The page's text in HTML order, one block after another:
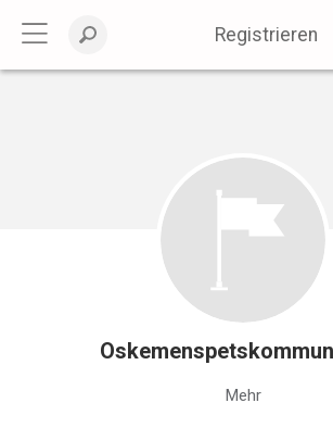
Registrieren
Mehr